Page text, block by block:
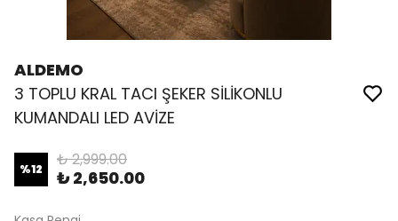
ALDEMO
3 TOPLU KRAL TACI ŞEKER SİLİKONLU
KUMANDALI LED AVİZE
%12 ₺ 2,999.00
₺ 2,650.00